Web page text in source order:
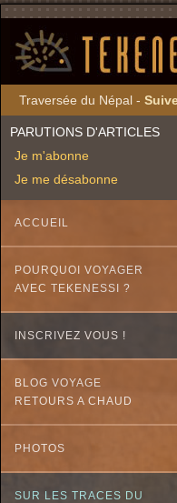
Traversée du Népal -
PARUTIONS D'ARTICLES
Je m'abonne
Je me désabonne
ACCUEIL
POURQUOI VOYAGER
AVEC TEKENESSI ?
INSCRIVEZ VOUS !
BLOG VOYAGE
RETOURS A CHAUD
PHOTOS
SUR LES TRACES DU